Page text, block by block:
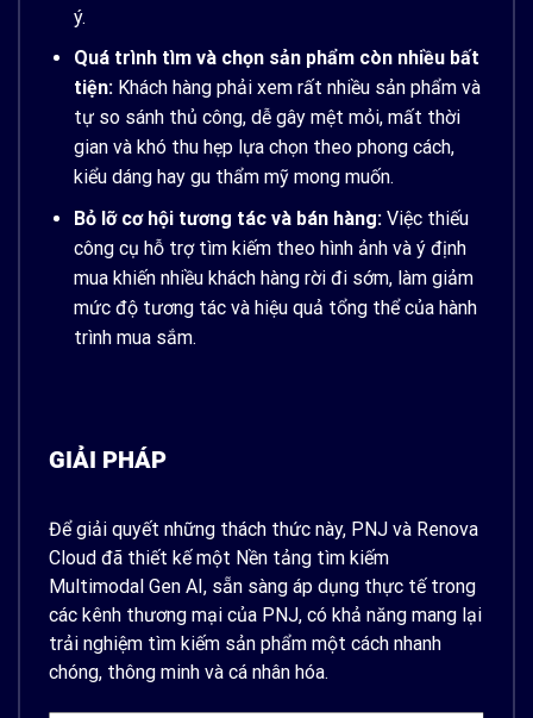
ý.
Quá trình tìm và chọn sản phẩm còn nhiều bất
tiện: Khách hàng phải xem rất nhiều sản phẩm và
tự so sánh thủ công, dễ gây mệt mỏi, mất thời
gian và khó thu hẹp lựa chọn theo phong cách,
kiểu dáng hay gu thẩm mỹ mong muốn.
Bỏ lỡ cơ hội tương tác và bán hàng: Việc thiếu
công cụ hỗ trợ tìm kiếm theo hình ảnh và ý định
mua khiến nhiều khách hàng rời đi sớm, làm giảm
mức độ tương tác và hiệu quả tổng thể của hành
trình mua sắm.
GIẢI PHÁP
Để giải quyết những thách thức này, PNJ và Renova
Cloud đã thiết kế một Nền tảng tìm kiếm
Multimodal Gen AI, sẵn sàng áp dụng thực tế trong
các kênh thương mại của PNJ, có khả năng mang lại
trải nghiệm tìm kiếm sản phẩm một cách nhanh
chóng, thông minh và cá nhân hóa.